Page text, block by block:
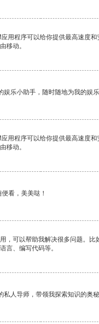
用程序可以给你提供最高速度
移动。
娱乐小助手，随时随地为我的娱乐
用程序可以给你提供最高速度
移动。
看，美美哒！
，可以帮助我解决很多问题。比
言、编写代码等。
私人导师，带领我探索知识的奥秘